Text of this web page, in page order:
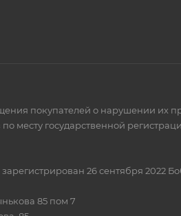
покупателей о нарушении их
месту государственной
26 сентября 2022
85 пом 7